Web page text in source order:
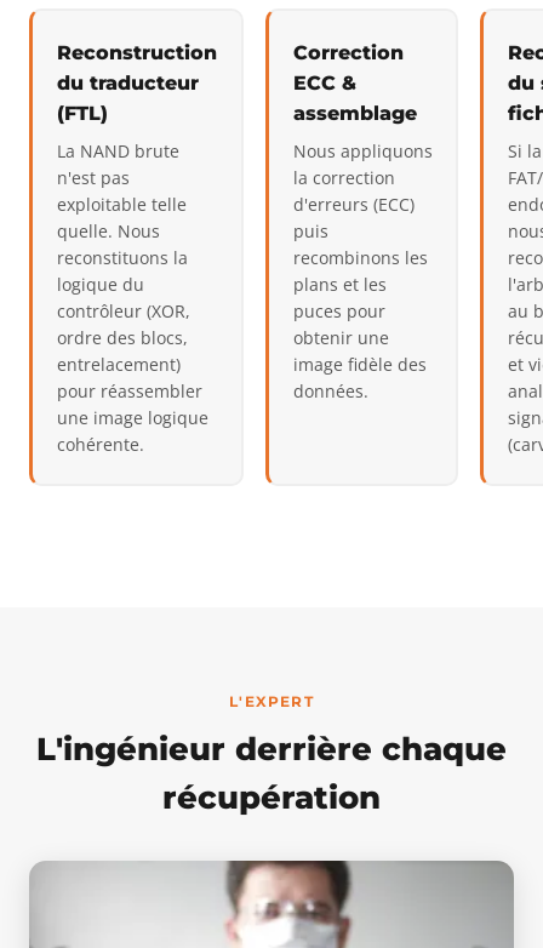
Reconstruction
du traducteur
(FTL)
La NAND brute
n'est pas
exploitable telle
quelle. Nous
reconstituons la
logique du
contrôleur (XOR,
ordre des blocs,
entrelacement)
pour réassembler
une image logique
cohérente.
Correction
ECC &
assemblage
Nous appliquons
la correction
d'erreurs (ECC)
puis
recombinons les
plans et les
puces pour
obtenir une
image fidèle des
données.
du
Si
au
et
L'EXPERT
L'ingénieur derrière chaque
récupération